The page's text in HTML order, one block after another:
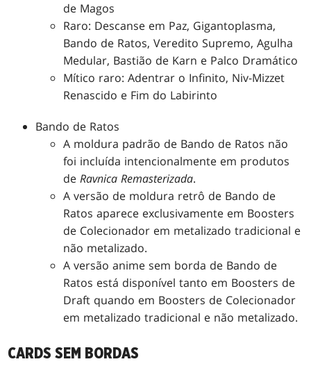
de Magos
Raro: Descanse em Paz, Gigantoplasma,
Bando de Ratos, Veredito Supremo, Agulha
Medular, Bastião de Karn e Palco Dramático
Mítico raro: Adentrar o Infinito, Niv-Mizzet
Renascido e Fim do Labirinto
Bando de Ratos
A moldura padrão de Bando de Ratos não
foi incluída intencionalmente em produtos
deRavnica Remasterizada.
A versão de moldura retrô de Bando de
Ratos aparece exclusivamente em Boosters
de Colecionador em metalizado tradicional e
não metalizado.
A versão anime sem borda de Bando de
Ratos está disponível tanto em Boosters de
Draft quando em Boosters de Colecionador
em metalizado tradicional e não metalizado.
CARDS SEM BORDAS